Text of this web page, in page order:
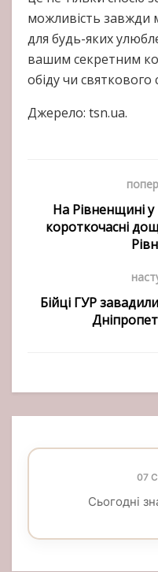
можливість завжди
для будь-яких
вашим секретним
обіду чи святкового
Джерело: tsn.ua.
На Рівненщині
короткочасні
Бійці ГУР
07
Сьогодні